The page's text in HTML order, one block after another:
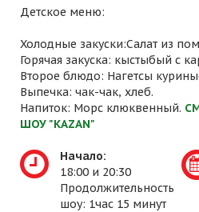
Детское меню:
Холодные закуски:Салат из
Горячая закуска: кыстыбый с
Второе блюдо: Нагетсы
Выпечка: чак-чак, хлеб.
Напиток: Морс клюквенный.
ШОУ "KAZAN"
Начало:
18:00 и 20:30
Продолжительность
шоу: 1час 15 минут